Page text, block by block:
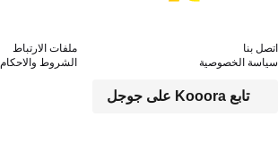
تابع Kooora على جوجل
اتصل بنا
ملفات الارتباط
سياسة الخصوصية
الشروط والاحكام